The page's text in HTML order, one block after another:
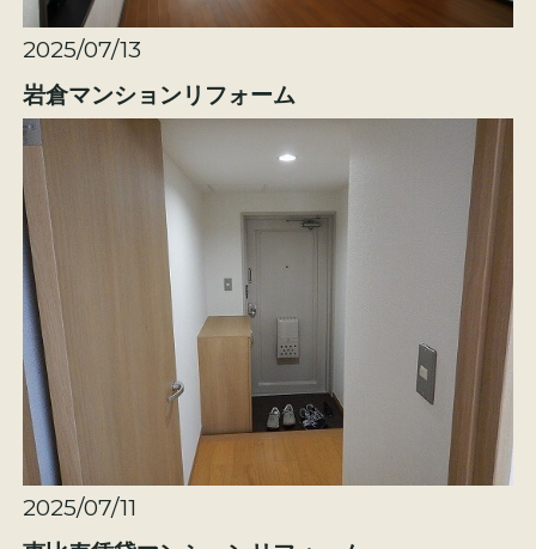
2025/07/13
岩倉マンションリフォーム
2025/07/11